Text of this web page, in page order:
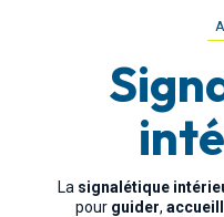
La signalétique
pour guider,